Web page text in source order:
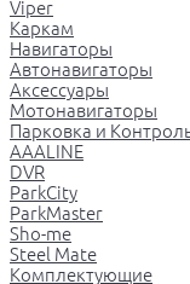
Viper
Каркам
Навигаторы
Автонавигаторы
Аксессуары
Мотонавигаторы
Парковка и
AAALINE
DVR
ParkCity
ParkMaster
Sho-me
Steel Mate
Комплектующие